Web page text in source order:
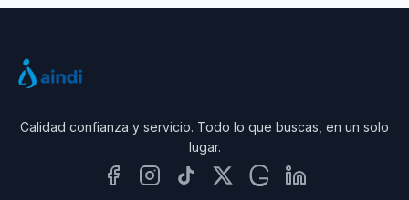
Calidad confianza y servicio. Todo lo que buscas, en un solo
lugar.